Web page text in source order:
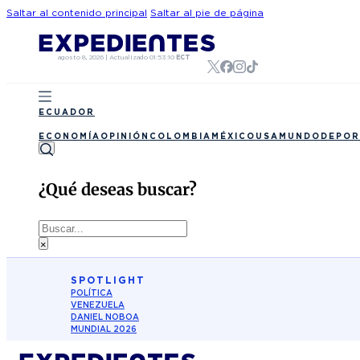
Saltar al contenido principal Saltar al pie de página
agosto 8, 2026 | Actualizado 01:53:10 ECT
ECUADOR
ECONOMÍA OPINIÓN COLOMBIA MÉXICO USA MUNDO
¿Qué deseas buscar?
Buscar
×
SPOTLIGHT
POLÍTICA
VENEZUELA
DANIEL NOBOA
MUNDIAL 2026